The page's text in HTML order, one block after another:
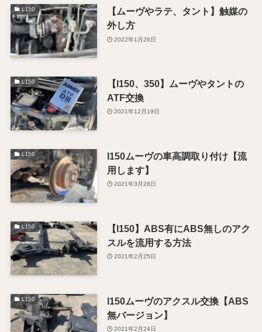
L150
【ムーヴやラテ、タント】触媒の
外し方
2022年1月26日
L150
【l150、350】ムーヴやタントの
ATF交換
2021年12月19日
L150
l150ムーヴの車高調取り付け【流
用します】
2021年3月28日
L150
【l150】ABS有にABS無しのアク
スルを流用する方法
2021年2月25日
L150
l150ムーヴのアクスル交換【ABS
無バージョン】
2021年2月24日